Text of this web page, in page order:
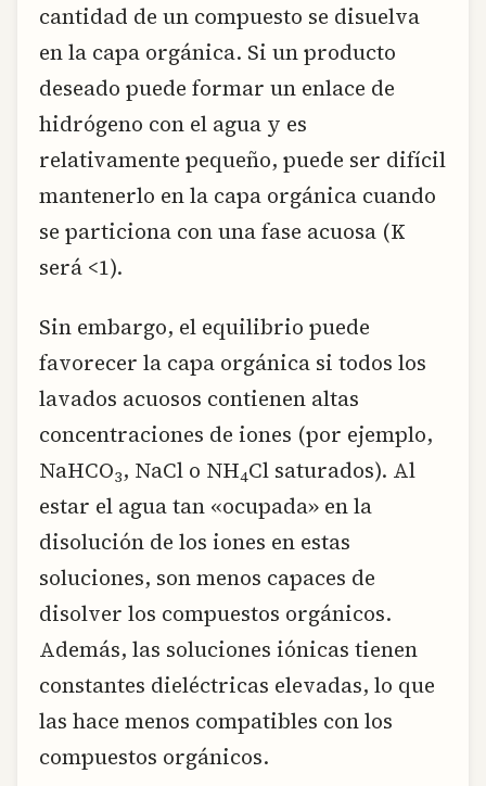
cantidad de un compuesto se disuelva
en la capa orgánica. Si un producto
deseado puede formar un enlace de
hidrógeno con el agua y es
relativamente pequeño, puede ser difícil
mantenerlo en la capa orgánica cuando
se particiona con una fase acuosa (K
será <1).
Sin embargo, el equilibrio puede
favorecer la capa orgánica si todos los
lavados acuosos contienen altas
concentraciones de iones (por ejemplo,
NaHCO3, NaCl o NH4Cl saturados). Al
estar el agua tan «ocupada» en la
disolución de los iones en estas
soluciones, son menos capaces de
disolver los compuestos orgánicos.
Además, las soluciones iónicas tienen
constantes dieléctricas elevadas, lo que
las hace menos compatibles con los
compuestos orgánicos.